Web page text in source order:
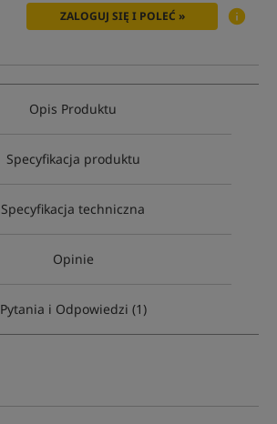
ZALOGUJ SIĘ I POLEĆ »
Opis Produktu
Specyfikacja produktu
Specyfikacja techniczna
Opinie
Pytania i Odpowiedzi (1)